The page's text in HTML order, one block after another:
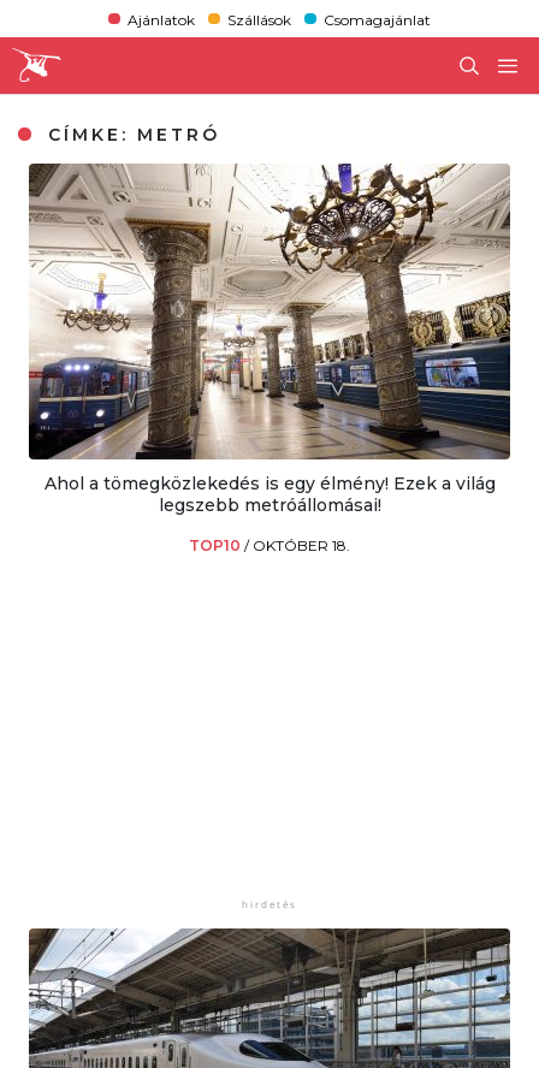
Ajánlatok Szállások Csomagajánlat
CÍMKE: METRÓ
Ahol a tömegközlekedés is egy élmény! Ezek a világ
legszebb metróállomásai!
TOP10 / OKTÓBER 18.